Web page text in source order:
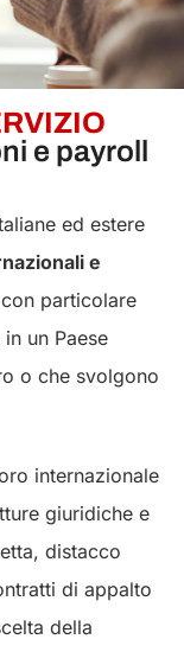
e payroll
ed estere
e
particolare
un Paese
o che svolgono
internazionale
giuridiche e
distacco
di appalto
della